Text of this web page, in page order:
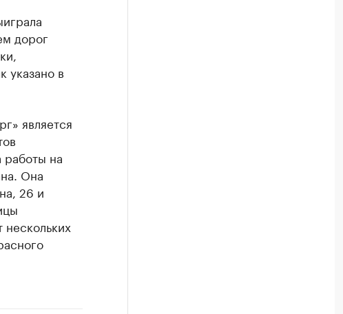
дорог
указано в
является
работы на
Она
26 и